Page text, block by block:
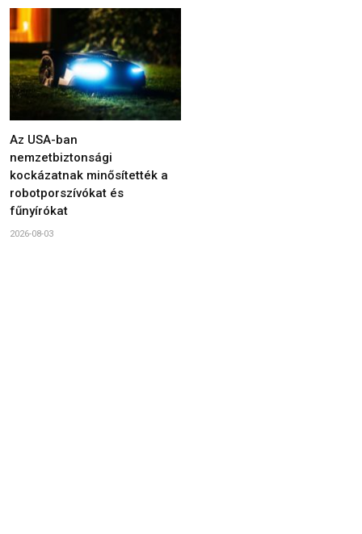
Az USA-ban
nemzetbiztonsági
kockázatnak minősítették a
robotporszívókat és
fűnyírókat
2026-08-03